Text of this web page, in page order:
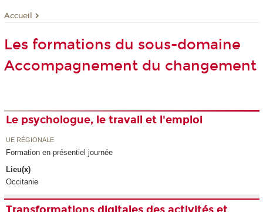
Accueil
Les formations du sous-domaine
Accompagnement du changement
Le psychologue, le travail et l'emploi
UE RÉGIONALE
Formation en présentiel journée
Lieu(x)
Occitanie
Transformations digitales des activités et